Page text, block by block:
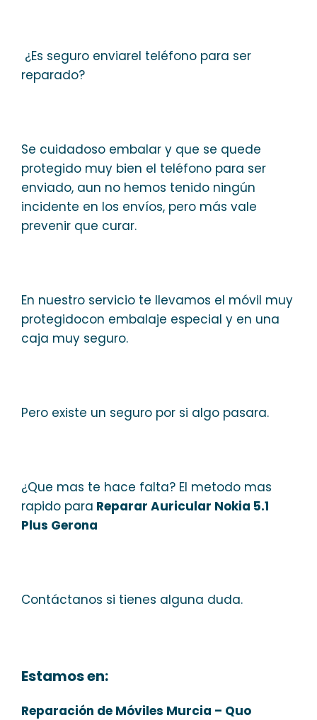
¿Es seguro enviarel teléfono para ser
reparado?
Se cuidadoso embalar y que se quede
protegido muy bien el teléfono para ser
enviado, aun no hemos tenido ningún
incidente en los envíos, pero más vale
prevenir que curar.
En nuestro servicio te llevamos el móvil muy
protegidocon embalaje especial y en una
caja muy seguro.
Pero existe un seguro por si algo pasara.
¿Que mas te hace falta? El metodo mas
rapido para Reparar Auricular Nokia 5.1
Plus Gerona
Contáctanos si tienes alguna duda.
Estamos en:
Reparación de Móviles Murcia – Quo